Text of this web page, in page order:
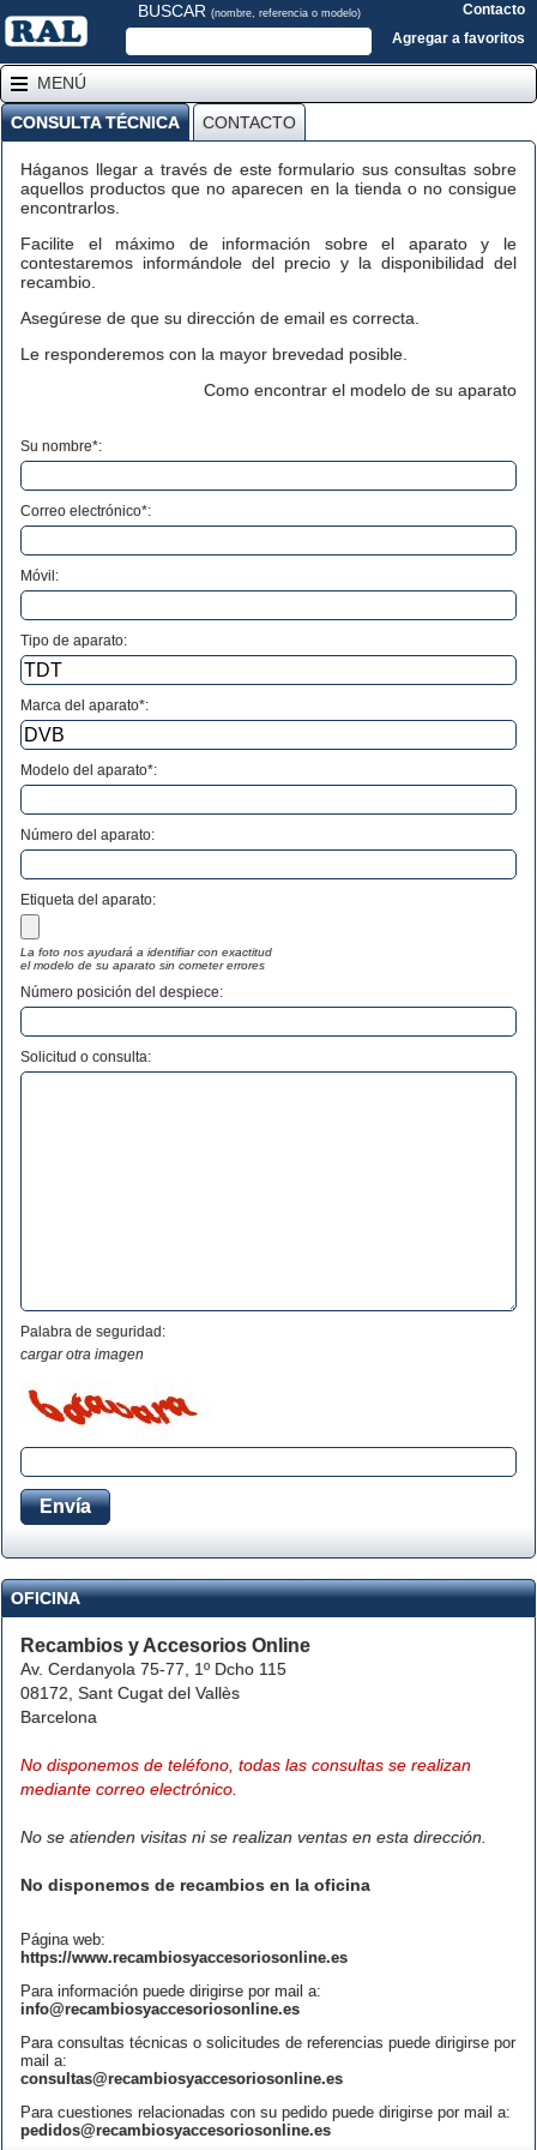
BUSCAR (nombre, referencia o modelo)
Contacto
Agregar a favoritos
MENÚ
CONSULTA TÉCNICA CONTACTO
Háganos llegar a través de este formulario sus consultas sobre
aquellos productos que no aparecen en la tienda o no consigue
encontrarlos.
Facilite el máximo de información sobre el aparato y le
contestaremos informándole del precio y la disponibilidad del
recambio.
Asegúrese de que su dirección de email es correcta.
Le responderemos con la mayor brevedad posible.
Como encontrar el modelo de su aparato
Su nombre*:
Correo electrónico*:
Móvil:
Tipo de aparato:
Marca del aparato*:
Modelo del aparato*:
Número del aparato:
Etiqueta del aparato:
La foto nos ayudará a identifiar con exactitud
el modelo de su aparato sin cometer errores
Número posición del despiece:
Solicitud o consulta:
Palabra de seguridad:
cargar otra imagen
OFICINA
Recambios y Accesorios Online
Av. Cerdanyola 75-77, 1º Dcho 115
08172, Sant Cugat del Vallès
Barcelona
No disponemos de teléfono, todas las consultas se realizan
mediante correo electrónico.
No se atienden visitas ni se realizan ventas en esta dirección.
No disponemos de recambios en la oficina
Página web:
https://www.recambiosyaccesoriosonline.es
Para información puede dirigirse por mail a:
info@recambiosyaccesoriosonline.es
Para consultas técnicas o solicitudes de referencias puede dirigirse por
mail a:
consultas@recambiosyaccesoriosonline.es
Para cuestiones relacionadas con su pedido puede dirigirse por mail a:
pedidos@recambiosyaccesoriosonline.es